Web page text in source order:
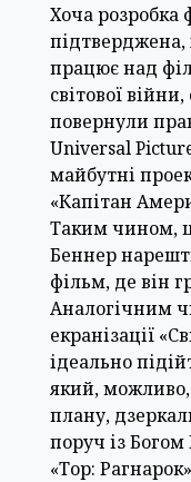
Хоча розробка
працює над
світової
повернули
Universal
майбутні
«Капітан
Таким чином,
Беннер
фільм, де він
Аналогічним
екранізації
ідеально
який, можливо,
плану,
поруч із Богом
«Тор: